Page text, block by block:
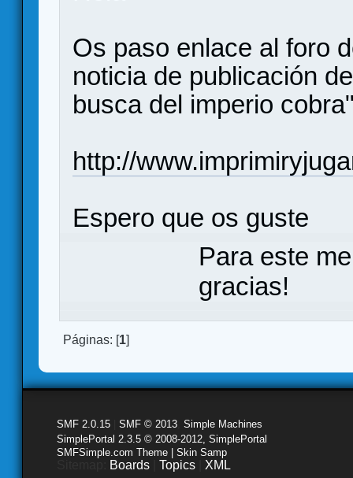
Os paso enlace al foro
noticia de publicación
busca del imperio
http://
Espero que os guste
Para este
gracias!
Páginas: [1]
SMF 2.0.15 SMF © 2013 Simple Machines
SimplePortal 2.3.5 © 2008-2012, SimplePortal
SMFSimple.com Theme | Skin Samp
Boards Topics XML